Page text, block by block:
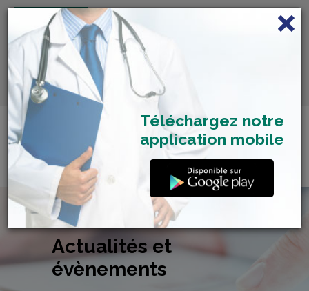
FRANÇAIS
Centre de Check-up Bilan
Santé
Actualités et
évènements
Téléchargez notre
application mobile